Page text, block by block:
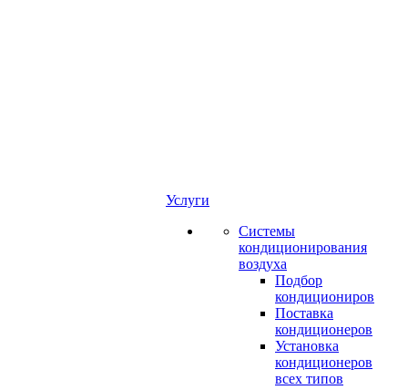
Услуги
Системы
кондиционирования
воздуха
Подбор
кондициониров
Поставка
кондиционеров
Установка
кондиционеров
всех типов